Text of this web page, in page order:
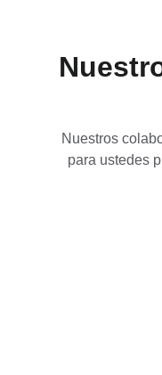
Nuestros
para ustedes